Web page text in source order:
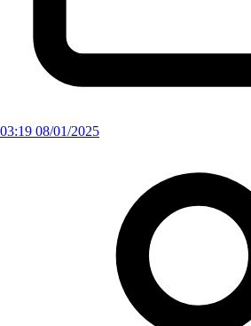
03:19 08/01/2025